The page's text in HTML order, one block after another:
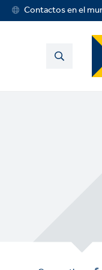
Contactos en el